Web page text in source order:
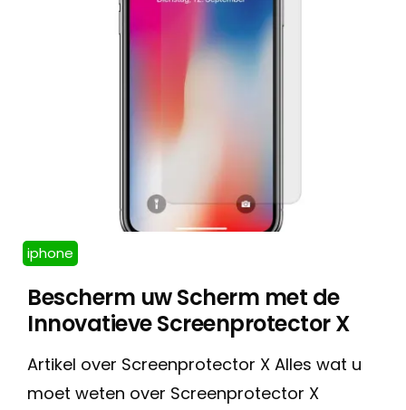
iphone
Bescherm uw Scherm met de
Innovatieve Screenprotector X
Artikel over Screenprotector X Alles wat u
moet weten over Screenprotector X